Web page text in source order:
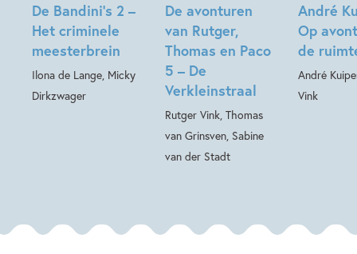
De Bandini’s 2 –
Het criminele
meesterbrein
Ilona de Lange, Micky
Dirkzwager
De avonturen
van Rutger,
Thomas en Paco
5 – De
Verkleinstraal
Rutger Vink, Thomas
van Grinsven, Sabine
van der Stadt
André
Op
de
André
Vink